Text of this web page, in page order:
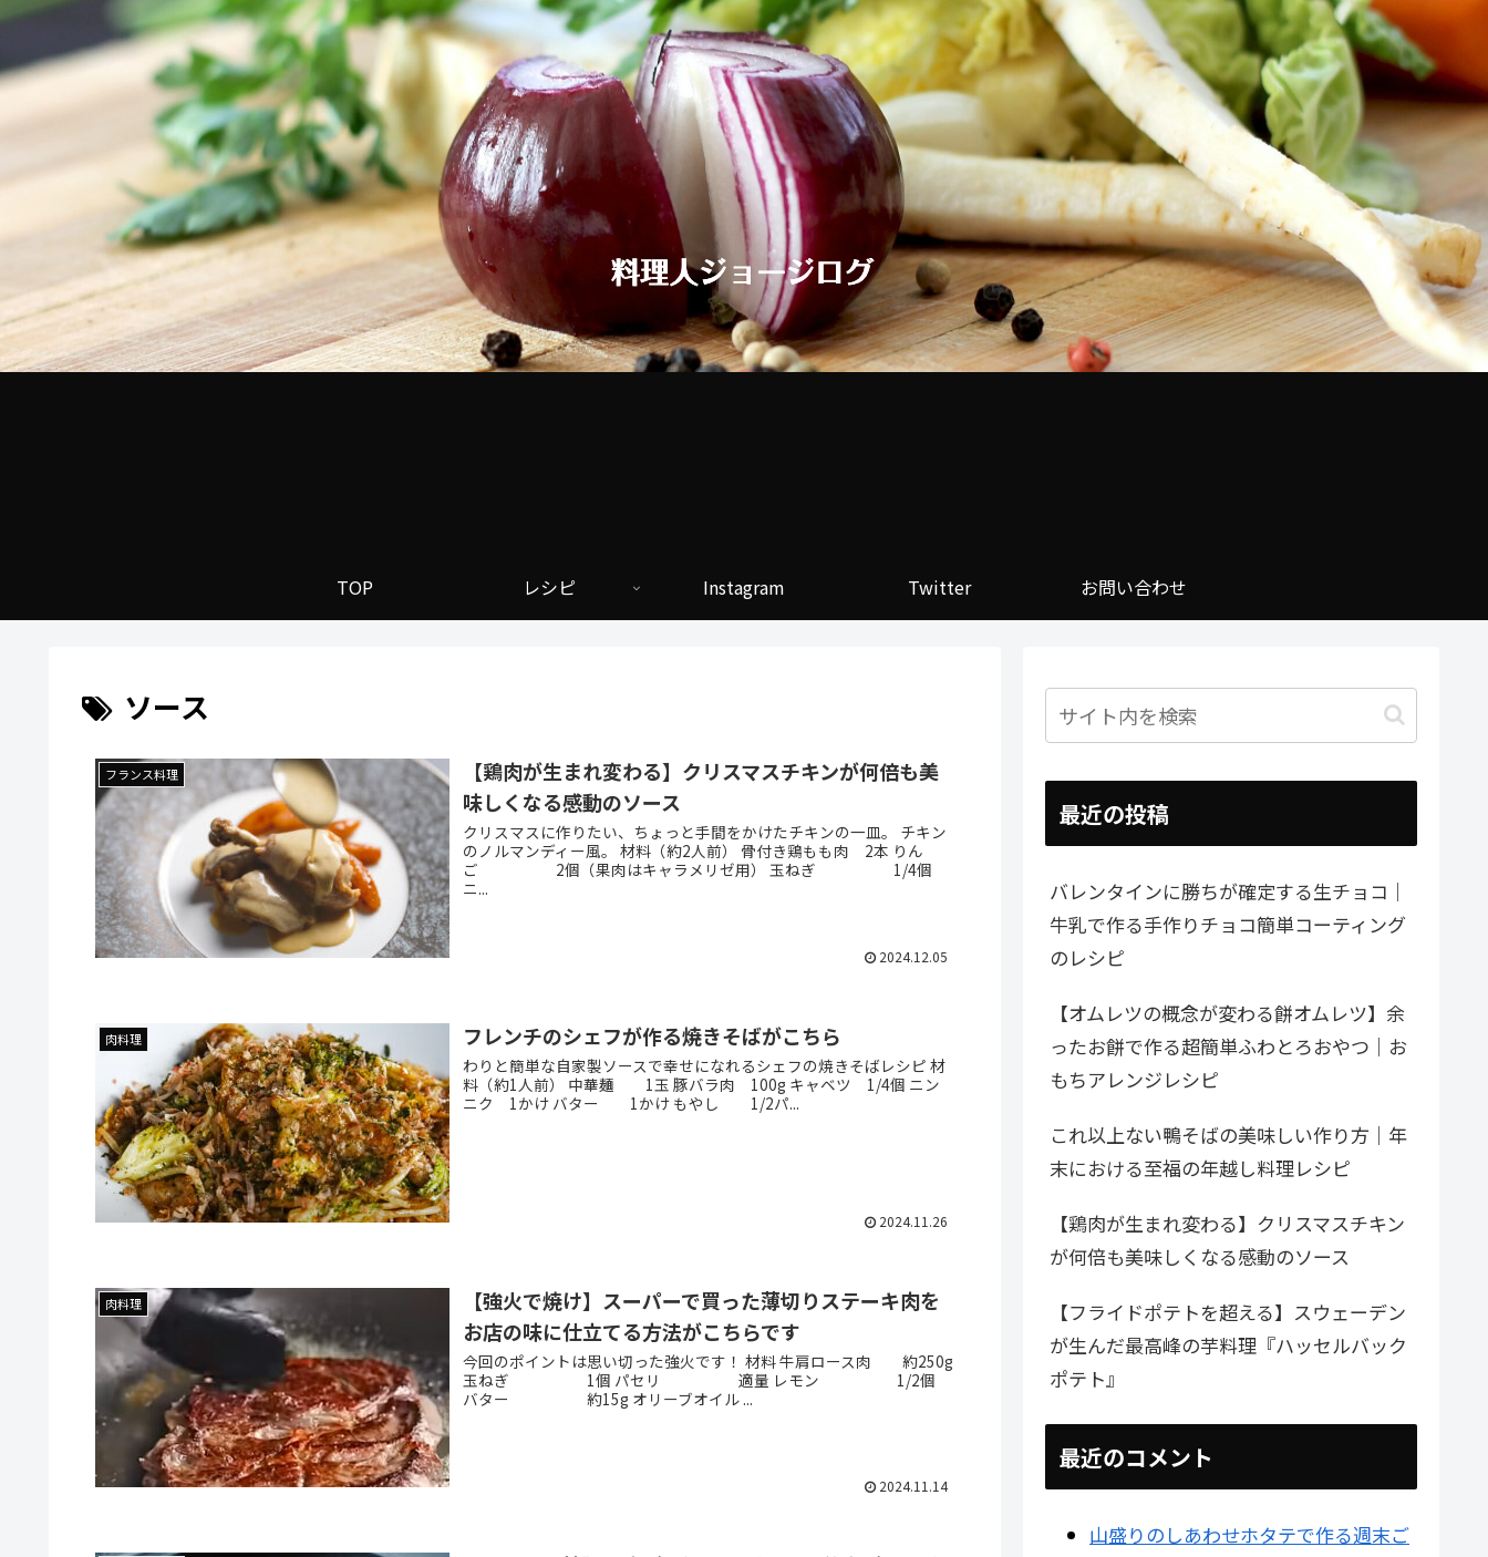
TOP レシピ Instagram Twitter お問い合わせ
ソース
フランス料理
【鶏肉が生まれ変わる】クリスマスチキンが何倍も美
味しくなる感動のソース
クリスマスに作りたい、ちょっと手間をかけたチキンの一皿。 チキン
のノルマンディー風。 材料（約2人前） 骨付き鶏もも肉 2本 りん
ご 2個（果肉はキャラメリゼ用） 玉ねぎ 1/4個
ニ...
2024.12.05
肉料理 フレンチのシェフが作る焼きそばがこちら
わりと簡単な自家製ソースで幸せになれるシェフの焼きそばレシピ 材
料（約1人前） 中華麺 1玉 豚バラ肉 100g キャベツ 1/4個 ニン
ニク 1かけ バター 1かけ もやし 1/2パ...
2024.11.26
肉料理
【強火で焼け】スーパーで買った薄切りステーキ肉を
お店の味に仕立てる方法がこちらです
今回のポイントは思い切った強火です！ 材料 牛肩ロース肉 約250g
玉ねぎ 1個 パセリ 適量 レモン 1/2個
バター 約15g オリーブオイル ...
2024.11.14
最近の投稿
バレンタインに勝ちが確定する生チョコ｜
牛乳で作る手作りチョコ簡単コーティング
のレシピ
【オムレツの概念が変わる餅オムレツ】余
ったお餅で作る超簡単ふわとろおやつ｜お
もちアレンジレシピ
これ以上ない鴨そばの美味しい作り方｜年
末における至福の年越し料理レシピ
【鶏肉が生まれ変わる】クリスマスチキン
が何倍も美味しくなる感動のソース
【フライドポテトを超える】スウェーデン
が生んだ最高峰の芋料理『ハッセルバック
ポテト』
最近のコメント
山盛りのしあわせホタテで作る週末ご